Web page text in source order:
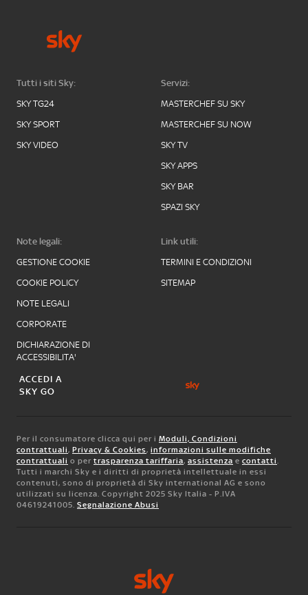
Tutti i siti Sky:
SKY TG24
SKY SPORT
SKY VIDEO
Servizi:
MASTERCHEF SU SKY
MASTERCHEF SU NOW
SKY TV
SKY APPS
SKY BAR
SPAZI SKY
Note legali:
GESTIONE COOKIE
COOKIE POLICY
NOTE LEGALI
CORPORATE
DICHIARAZIONE DI
ACCESSIBILITA'
Link utili:
TERMINI E CONDIZIONI
SITEMAP
ACCEDI A
SKY GO
Per il consumatore clicca qui per i Moduli, Condizioni
contrattuali, Privacy & Cookies, informazioni sulle modifiche
contrattuali o per trasparenza tariffaria, assistenza e contatti.
Tutti i marchi Sky e i diritti di proprietà intellettuale in essi
contenuti, sono di proprietà di Sky international AG e sono
utilizzati su licenza. Copyright 2025 Sky Italia - P.IVA
04619241005. Segnalazione Abusi